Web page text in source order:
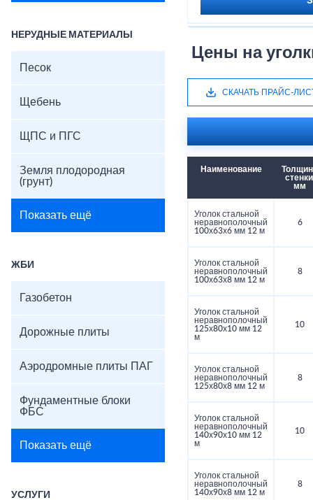
НЕРУДНЫЕ МАТЕРИАЛЫ
Песок
Щебень
ЩПС и ПГС
Земля плодородная
(грунт)
Показать ещё
ЖБИ
Газобетон
Дорожные плиты
Аэродромные плиты ПАГ
Фундаментные блоки
ФБС
Показать ещё
УСЛУГИ
Цены на
СКАЧАТЬ ПРАЙС-
Наименование
мм
Уголок стальной
неравнополочный
100х63х6 мм 12 м
6
Уголок стальной
неравнополочный
100х63х8 мм 12 м
8
Уголок стальной
неравнополочный
125х80х10 мм 12
м
10
Уголок стальной
неравнополочный
125х80х8 мм 12 м
8
Уголок стальной
неравнополочный
140х90х10 мм 12
м
10
Уголок стальной
неравнополочный
140х90х8 мм 12 м
8